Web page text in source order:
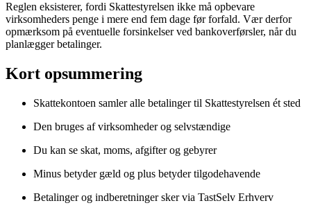
Reglen eksisterer, fordi Skattestyrelsen ikke må opbevare
virksomheders penge i mere end fem dage før forfald. Vær derfor
opmærksom på eventuelle forsinkelser ved bankoverførsler, når du
planlægger betalinger.
Kort opsummering
Skattekontoen samler alle betalinger til Skattestyrelsen ét sted
Den bruges af virksomheder og selvstændige
Du kan se skat, moms, afgifter og gebyrer
Minus betyder gæld og plus betyder tilgodehavende
Betalinger og indberetninger sker via TastSelv Erhverv